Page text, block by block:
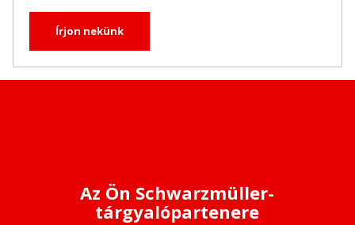
Írjon nekünk
Az Ön Schwarzmüller-
tárgyalópartenere